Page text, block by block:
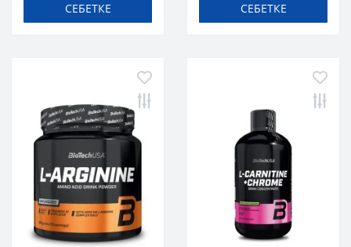
СЕБЕТКЕ СЕБЕТКЕ